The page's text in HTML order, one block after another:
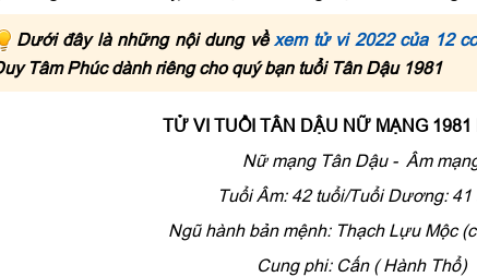
Dưới đây là những nội dung vềxem tử vi 2022 của 12
Tâm Phúc dành riêng cho quý bạn tuổi Tân Dậu 1981
TỬ VI TUỔI TÂN DẬU NỮ MẠNG 1981
Nữ mạng Tân Dậu - Âm
Tuổi Âm: 42 tuổi/Tuổi Dương: 41
Ngũ hành bản mệnh: Thạch Lựu Mộc
Cung phi: Cấn ( Hành Thổ)